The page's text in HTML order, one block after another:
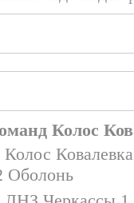
Колос
Колос
Оболонь